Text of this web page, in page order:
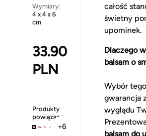
Wymiary:
4 x 4 x 6
cm
33.90
PLN
Produkty
powiązane
+6
całość
świetny
upominek.
Dlaczego
balsam o
Wybór
gwarancja
wyglądu
balsam do